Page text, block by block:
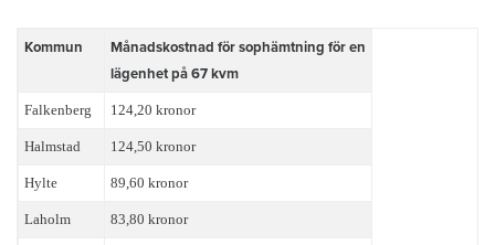
Kommun
Månadskostnad för sophämtning för en
lägenhet på 67 kvm
Falkenberg 124,20 kronor
Halmstad 124,50 kronor
Hylte 89,60 kronor
Laholm 83,80 kronor